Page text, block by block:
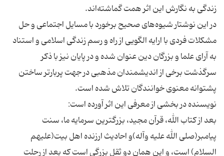
در این نوشتار شیوه‌‌های صحیح برخورد با مسایل اجتماعی و حل
مشکلات فردی با ارایه الگویی از راه و رسم زندگی اسلامی و استناد
به آرای علما و بزرگان دین عنوان شده و در پایان نیز با ذکر
سرگذشت برخی از اندیشمندان مذهبی در جهت پربارتر ساختن
بعد از كتاب الله، قرآن مجید، بزرگترین سرمایه ما، سنت
پیامبر(صلى الله علیه وآله)و احادیث ارزنده اهل بیت(علیهم
السلام) است، و این همان دو ثقل بزرگى است كه بعد از رحلت